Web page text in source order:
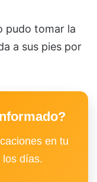
pudo tomar la
a sus pies por
en tu
los días.